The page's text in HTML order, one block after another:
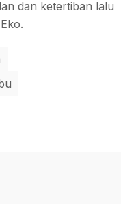
dan ketertiban lalu